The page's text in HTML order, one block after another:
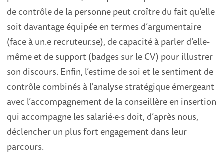
de contrôle de la personne peut croître du fait qu’elle
soit davantage équipée en termes d’argumentaire
(face à un.e recruteur.se), de capacité à parler d’elle-
même et de support (badges sur le CV) pour illustrer
son discours. Enfin, l’estime de soi et le sentiment de
contrôle combinés à l’analyse stratégique émergeant
avec l’accompagnement de la conseillère en insertion
qui accompagne les salarié·e·s doit, d’après nous,
déclencher un plus fort engagement dans leur
parcours.